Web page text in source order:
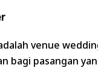
venue
bagi pasangan